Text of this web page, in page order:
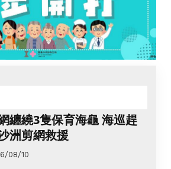
纏繞3隻保育海龜 海巡趕
洲剪網救援
08/10